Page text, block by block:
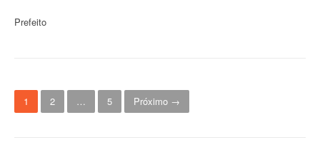
Prefeito
N
a
1 2 … 5 Próximo →